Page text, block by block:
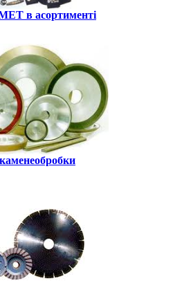
в асортименті